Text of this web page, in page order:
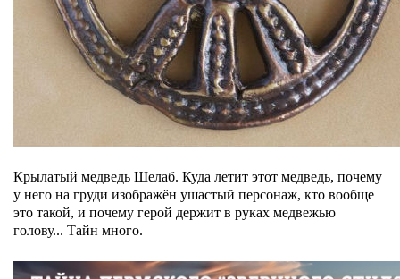
Крылатый медведь Шелаб. Куда летит этот медведь, почему
у него на груди изображён ушастый персонаж, кто вообще
это такой, и почему герой держит в руках медвежью
голову... Тайн много.